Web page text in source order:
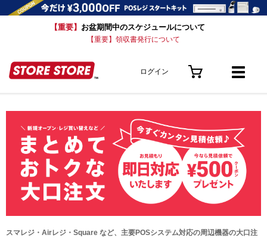
【重要】 お盆期間中のスケジュールについて
【重要】領収書発行について
ログイン
スマレジ・Airレジ・Square など、主要POSシステム対応の周辺機器の大口注